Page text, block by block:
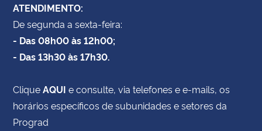
ATENDIMENTO:
De segunda a sexta-feira:
- Das 08h00 às 12h00;
- Das 13h30 às 17h30.
CliqueAQUI e consulte, via telefones e e-mails, os
horários específicos de subunidades e setores da
Prograd